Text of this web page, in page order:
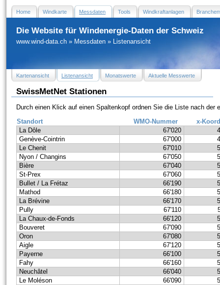
Home Windkarte Messdaten Tools Windkraftanlagen
Die Website für Windenergie-Daten der Schweiz
www.wind-data.ch » Messdaten » Listenansicht
Kartenansicht Listenansicht Monatswerte Aktuelle Messwerte
SwissMetNet Stationen
Durch einen Klick auf einen Spaltenkopf ordnen Sie die Liste nach der
Standort
WMO-Nummer
x-
La Dôle
67'020
Genève-Cointrin
67'000
Le Chenit
67'010
Nyon / Changins
67'050
Bière
67'040
St-Prex
67'060
Bullet / La Frétaz
66'190
Mathod
66'180
La Brévine
66'170
Pully
67'110
La Chaux-de-Fonds
66'120
Bouveret
67'090
Oron
67'080
Aigle
67'120
Payerne
66'100
Fahy
66'160
Neuchâtel
66'040
Le Moléson
66'090